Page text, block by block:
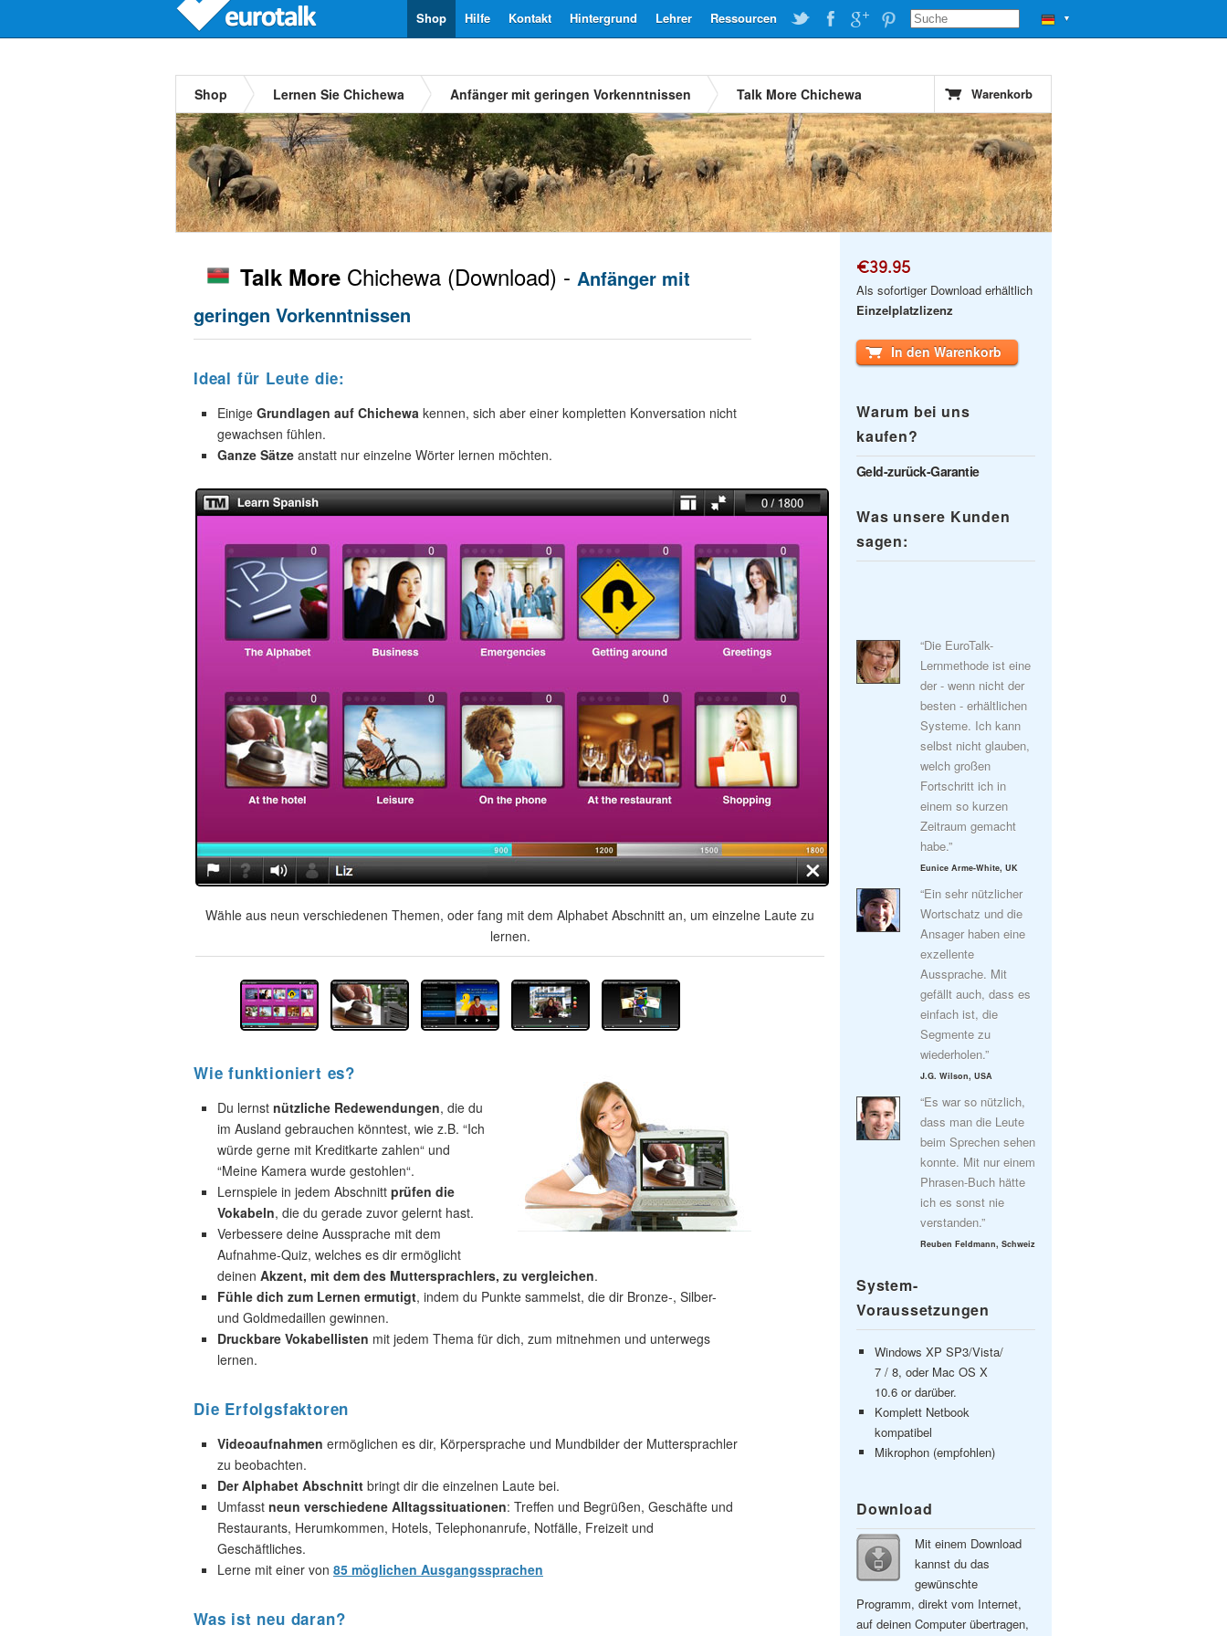
▼
Ressourcen
Lehrer
Hintergrund
Kontakt
Hilfe
Shop
Shop Lernen Sie Chichewa Anfänger mit geringen Vorkenntnissen Talk More Chichewa Warenkorb
Talk More Chichewa (Download) - Anfänger mit
geringen Vorkenntnissen
Ideal für Leute die:
Einige Grundlagen auf Chichewa kennen, sich aber einer kompletten Konversation nicht
gewachsen fühlen.
Ganze Sätze anstatt nur einzelne Wörter lernen möchten.
Wähle aus neun verschiedenen Themen, oder fang mit dem Alphabet Abschnitt an, um einzelne Laute zu
lernen.
Wie funktioniert es?
Du lernst nützliche Redewendungen, die du
im Ausland gebrauchen könntest, wie z.B. “Ich
würde gerne mit Kreditkarte zahlen“ und
“Meine Kamera wurde gestohlen“.
Lernspiele in jedem Abschnitt prüfen die
Vokabeln, die du gerade zuvor gelernt hast.
Verbessere deine Aussprache mit dem
Aufnahme-Quiz, welches es dir ermöglicht
deinen Akzent, mit dem des Muttersprachlers, zu vergleichen.
Fühle dich zum Lernen ermutigt, indem du Punkte sammelst, die dir Bronze-, Silber-
und Goldmedaillen gewinnen.
Druckbare Vokabellisten mit jedem Thema für dich, zum mitnehmen und unterwegs
lernen.
Die Erfolgsfaktoren
Videoaufnahmen ermöglichen es dir, Körpersprache und Mundbilder der Muttersprachler
zu beobachten.
Der Alphabet Abschnitt bringt dir die einzelnen Laute bei.
Umfasst neun verschiedene Alltagssituationen: Treffen und Begrüßen, Geschäfte und
Restaurants, Herumkommen, Hotels, Telephonanrufe, Notfälle, Freizeit und
Geschäftliches.
Lerne mit einer von 85 möglichen Ausgangssprachen
Was ist neu daran?
€39.95
Als sofortiger Download erhältlich
Einzelplatzlizenz
In den Warenkorb
Warum bei uns
kaufen?
Geld-zurück-Garantie
Was unsere Kunden
sagen:
“Die EuroTalk-
Lernmethode ist eine
der - wenn nicht der
besten - erhältlichen
Systeme. Ich kann
selbst nicht glauben,
welch großen
Fortschritt ich in
einem so kurzen
Zeitraum gemacht
habe.”
Eunice Arme-White, UK
“Ein sehr nützlicher
Wortschatz und die
Ansager haben eine
exzellente
Aussprache. Mit
gefällt auch, dass es
einfach ist, die
Segmente zu
wiederholen.”
J.G. Wilson, USA
“Es war so nützlich,
dass man die Leute
beim Sprechen sehen
konnte. Mit nur einem
Phrasen-Buch hätte
ich es sonst nie
verstanden.”
Reuben Feldmann, Schweiz
System-
Voraussetzungen
Windows XP SP3/Vista/
7 / 8, oder Mac OS X
10.6 or darüber.
Komplett Netbook
kompatibel
Mikrophon (empfohlen)
Download
Mit einem Download
kannst du das
gewünschte
Programm, direkt vom Internet,
auf deinen Computer übertragen,